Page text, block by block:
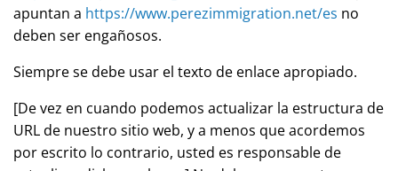
apuntan a https://www.perezimmigration.net/es no
deben ser engañosos.
Siempre se debe usar el texto de enlace apropiado.
[De vez en cuando podemos actualizar la estructura de
URL de nuestro sitio web, y a menos que acordemos
por escrito lo contrario, usted es responsable de